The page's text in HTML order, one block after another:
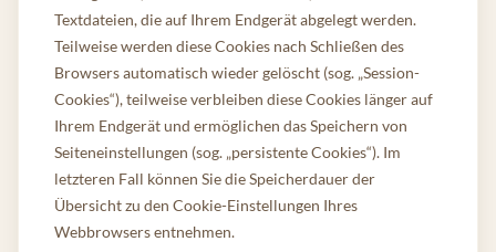
Textdateien, die auf Ihrem Endgerät abgelegt werden.
Teilweise werden diese Cookies nach Schließen des
Browsers automatisch wieder gelöscht (sog. „Session-
Cookies“), teilweise verbleiben diese Cookies länger auf
Ihrem Endgerät und ermöglichen das Speichern von
Seiteneinstellungen (sog. „persistente Cookies“). Im
letzteren Fall können Sie die Speicherdauer der
Übersicht zu den Cookie-Einstellungen Ihres
Webbrowsers entnehmen.